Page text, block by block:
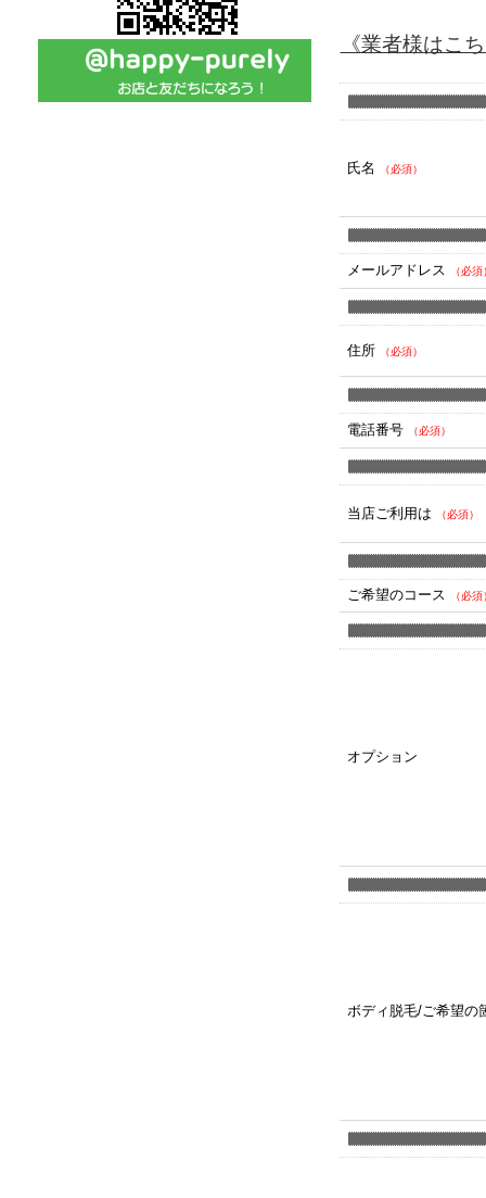
《業者様はこ
氏名 （必須）
メールアドレス （必
住所 （必須）
電話番号 （必須）
当店ご利用は （必須）
ご希望のコース （必
オプション
ボディ脱毛/ご希望の